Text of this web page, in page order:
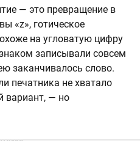
— это превращение в
«z», готическое
на угловатую цифру
записывали совсем
заканчивалось слово.
печатника не хватало
вариант, — но